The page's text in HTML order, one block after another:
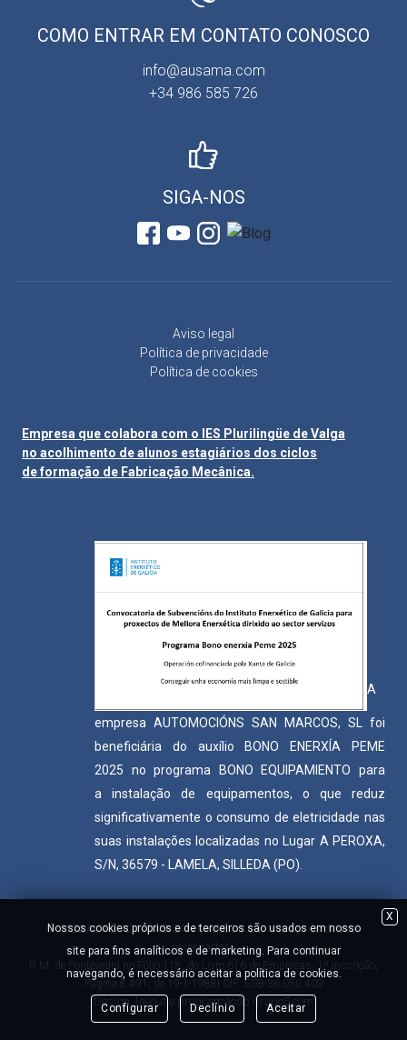
COMO ENTRAR EM CONTATO CONOSCO
info@ausama.com
+34 986 585 726
SIGA-NOS
Aviso legal
Política de privacidade
Política de cookies
Empresa que colabora com o IES Plurilingüe de Valga
no acolhimento de alunos estagiários dos ciclos
de formação de Fabricação Mecânica.
A
empresa AUTOMOCIÓNS SAN MARCOS, SL foi
beneficiária do auxílio BONO ENERXÍA PEME
2025 no programa BONO EQUIPAMIENTO para
a instalação de equipamentos, o que reduz
significativamente o consumo de eletricidade nas
suas instalações localizadas no Lugar A PEROXA,
S/N, 36579 - LAMELA, SILLEDA (PO).
© 2022 AUTOMOCIÓNS SAN MARCOS S.L. - Todos os direitos
reservados.
R.M. de Pontevedra no Fólio 118, do Livro 616 de Empresas, 1ª inscrição,
Página 8.491, de 19-1-1988| CIF: ESB-36.050.409
Design, layout e programação Grupo5.com
X
Nossos cookies próprios e de terceiros são usados ​​em nosso
site para fins analíticos e de marketing. Para continuar
navegando, é necessário aceitar a política de cookies.
Configurar Declínio Aceitar